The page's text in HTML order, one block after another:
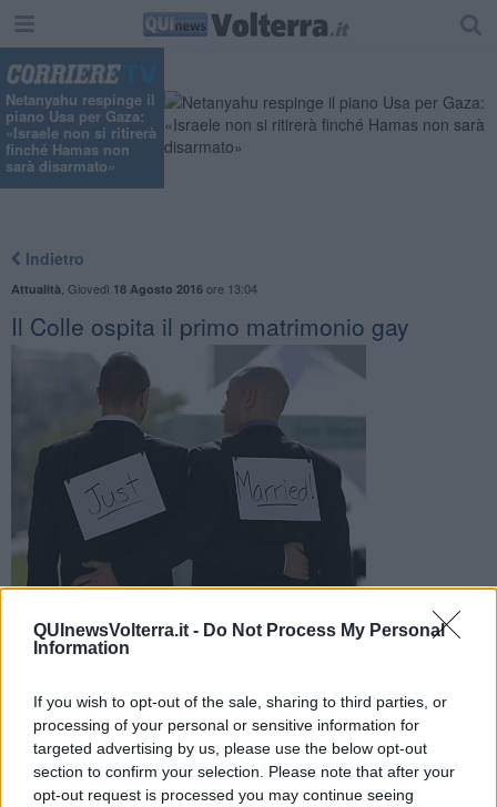
QUInewsVolterra.it - Do Not Process My Personal
Information
If you wish to opt-out of the sale, sharing to third parties, or
processing of your personal or sensitive information for
targeted advertising by us, please use the below opt-out
section to confirm your selection. Please note that after your
opt-out request is processed you may continue seeing
Netanyahu respinge il
piano Usa per Gaza:
«Israele non si ritirerà
finché Hamas non
sarà disarmato»
Indietro
Attualità Giovedì 18 Agosto 2016ore 13:04
Il Colle ospita il primo matrimonio gay
Il primo matrimonio gay della provincia a Volterra
La prima unione civile della provincia di Pisa sarà celebrata a
Priori